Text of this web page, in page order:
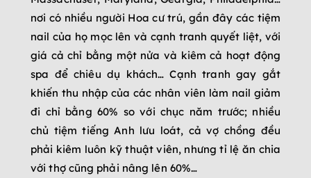
nơi có nhiều người Hoa cư trú, gần đây các tiệm
nail của họ mọc lên và cạnh tranh quyết liệt, với
giá cả chỉ bằng một nửa và kiêm cả hoạt động
spa để chiêu dụ khách… Cạnh tranh gay gắt
khiến thu nhập của các nhân viên làm nail giảm
đi chỉ bằng 60% so với chục năm trước; nhiều
chủ tiệm tiếng Anh lưu loát, cả vợ chồng đều
phải kiêm luôn kỹ thuật viên, nhưng tỉ lệ ăn chia
với thợ cũng phải nâng lên 60%…